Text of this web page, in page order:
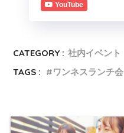
YouTube
CATEGORY : 社内イベント
TAGS :
ワンネスランチ会